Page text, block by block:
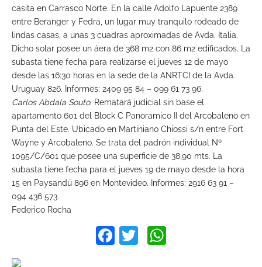
casita en Carrasco Norte. En la calle Adolfo Lapuente 2389
entre Beranger y Fedra, un lugar muy tranquilo rodeado de
lindas casas, a unas 3 cuadras aproximadas de Avda. Italia.
Dicho solar posee un áera de 368 m2 con 86 m2 edificados. La
subasta tiene fecha para realizarse el jueves 12 de mayo
desde las 16:30 horas en la sede de la ANRTCI de la Avda.
Uruguay 826. Informes: 2409 95 84 – 099 61 73 96.
Carlos Abdala Souto. Rematará judicial sin base el
apartamento 601 del Block C Panoramico II del Arcobaleno en
Punta del Este. Ubicado en Martiniano Chiossi s/n entre Fort
Wayne y Arcobaleno. Se trata del padrón individual Nº
1095/C/601 que posee una superficie de 38,90 mts. La
subasta tiene fecha para el jueves 19 de mayo desde la hora
15 en Paysandú 896 en Montevideo. Informes: 2916 63 91 –
094 436 573.
Federico Rocha
Facebook
Twitter